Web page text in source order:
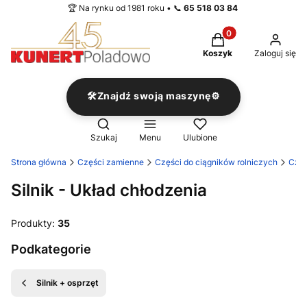
🏆 Na rynku od 1981 roku • 📞 65 518 03 84
Produkty w
Koszyk Zaloguj się
🛠️Znajdź swoją maszynę⚙️
Otwórz wyszukiwarkę
Szukaj Menu Ulubione
Strona główna Części zamienne Części do ciągników rolniczych
Silnik - Układ chłodzenia
Produkty: 35
Podkategorie
Silnik + osprzęt